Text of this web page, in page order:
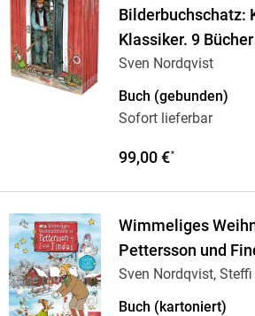
Bilderbuchschatz:
Klassiker. 9
Sven Nordqvist
Buch (gebunden)
Sofort lieferbar
99,00 €*
Wimmeliges
Pettersson und
Sven Nordqvist, Steffi
Buch (kartoniert)